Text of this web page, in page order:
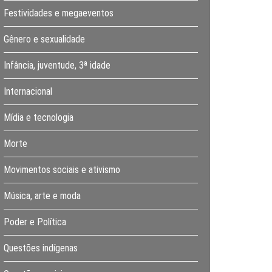
Festividades e megaeventos
Gênero e sexualidade
Infância, juventude, 3ª idade
Internacional
Mídia e tecnologia
Morte
Movimentos sociais e ativismo
Música, arte e moda
Poder e Política
Questões indígenas